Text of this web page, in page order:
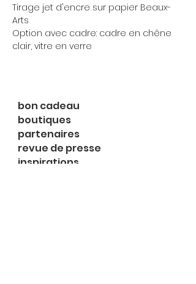
Tirage jet d'encre sur papier Beaux-
Arts
Option avec cadre: cadre en chêne
clair, vitre en verre
bon cadeau
boutiques
partenaires
revue de presse
inspirations